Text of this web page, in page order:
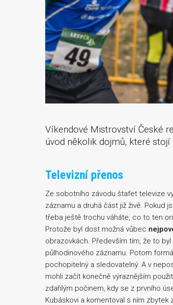
Víkendové Mistrovství České
úvod několik dojmů, které stojí
Televizní přenos
Ze sobotního závodu štafet televize
záznamu a druhá část již živě. Pokud
třeba ještě trochu váháte, co to ten
Protože byl dost možná vůbec
obrazovkách. Především tím, že to
půlhodinového záznamu. Potom
pochopitelný a sledovatelný. A v
mohli začít konečně výraznějším
zdařilým počinem, kdy se z prvního
Kubáskovi a komentoval s ním zbytek